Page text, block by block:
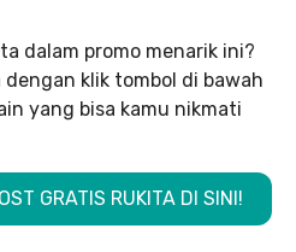
dalam promo menarik ini?
klik tombol di bawah
yang bisa kamu nikmati
GRATIS RUKITA DI SINI!